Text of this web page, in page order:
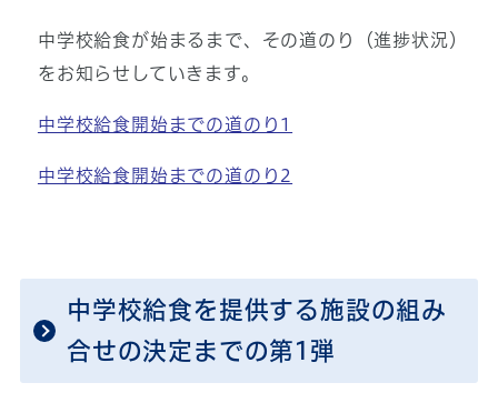
中学校給食が始まるまで、その道のり（進捗状況）
をお知らせしていきます。
中学校給食開始までの道のり1
中学校給食開始までの道のり2
中学校給食を提供する施設の組み
合せの決定までの第1弾